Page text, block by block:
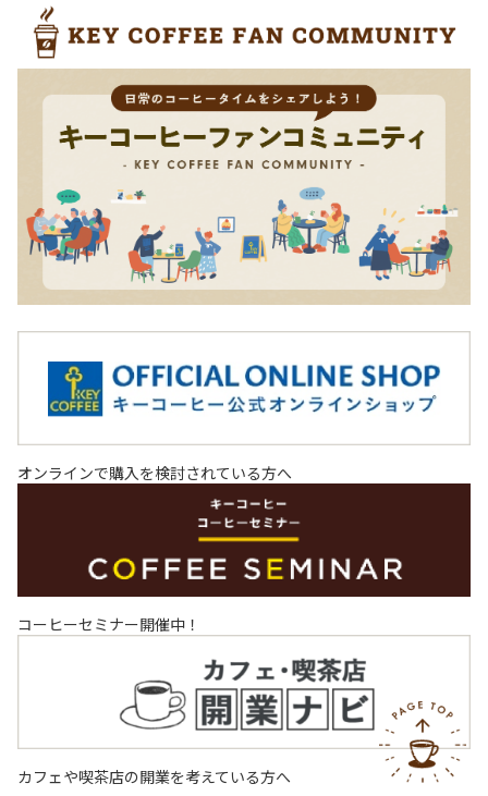
オンラインで購入を検討されている方へ
コーヒーセミナー開催中！
カフェや喫茶店の開業を考えている方へ